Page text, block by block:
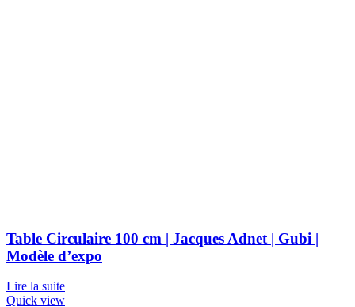
Table Circulaire 100 cm | Jacques Adnet | Gubi |
Modèle d’expo
Lire la suite
Quick view